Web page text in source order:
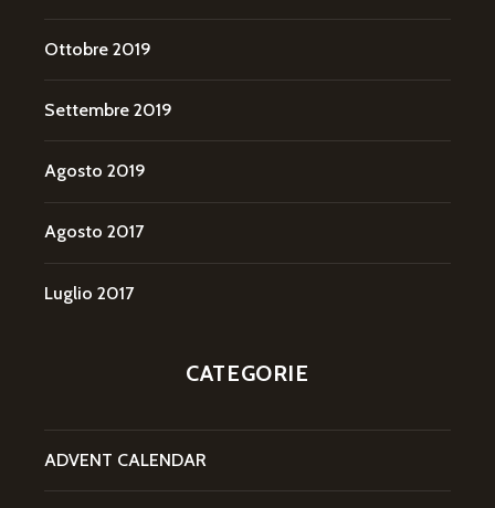
Ottobre 2019
Settembre 2019
Agosto 2019
Agosto 2017
Luglio 2017
CATEGORIE
ADVENT CALENDAR